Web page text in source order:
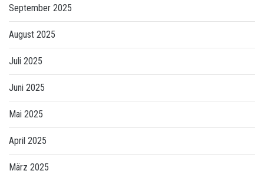
September 2025
August 2025
Juli 2025
Juni 2025
Mai 2025
April 2025
März 2025